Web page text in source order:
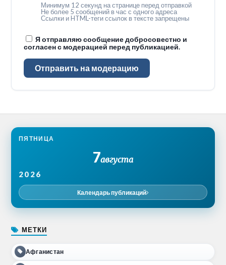
Минимум 12 секунд на странице перед отправкой
Не более 5 сообщений в час с одного адреса
Ссылки и HTML-теги ссылок в тексте запрещены
Я отправляю сообщение добросовестно и
согласен с модерацией перед публикацией.
Отправить на модерацию
ПЯТНИЦА
7августа
2026
Календарь публикаций
МЕТКИ
Афганистан